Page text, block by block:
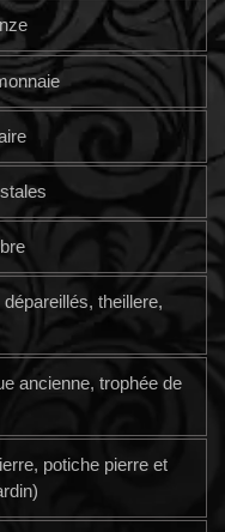
theillere,
ancienne, trophée de
potiche pierre et